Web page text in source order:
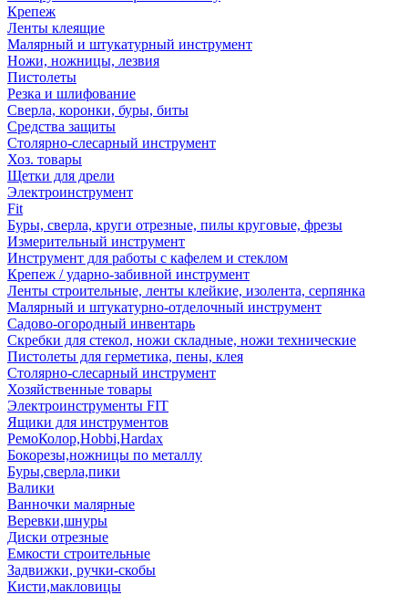
Крепеж
Ленты клеящие
Малярный и штукатурный инструмент
Ножи, ножницы, лезвия
Пистолеты
Резка и шлифование
Сверла, коронки, буры, биты
Средства защиты
Столярно-слесарный инструмент
Хоз. товары
Щетки для дрели
Электроинструмент
Fit
Буры, сверла, круги отрезные, пилы круговые, фрезы
Измерительный инструмент
Инструмент для работы с кафелем и стеклом
Крепеж / ударно-забивной инструмент
Ленты строительные, ленты клейкие, изолента, серпянка
Малярный и штукатурно-отделочный инструмент
Садово-огородный инвентарь
Скребки для стекол, ножи складные, ножи технические
Пистолеты для герметика, пены, клея
Столярно-слесарный инструмент
Хозяйственные товары
Электроинструменты FIT
Ящики для инструментов
РемоКолор,Hobbi,Hardax
Бокорезы,ножницы по металлу
Буры,сверла,пики
Валики
Ванночки малярные
Веревки,шнуры
Диски отрезные
Емкости строительные
Задвижки, ручки-скобы
Кисти,макловицы